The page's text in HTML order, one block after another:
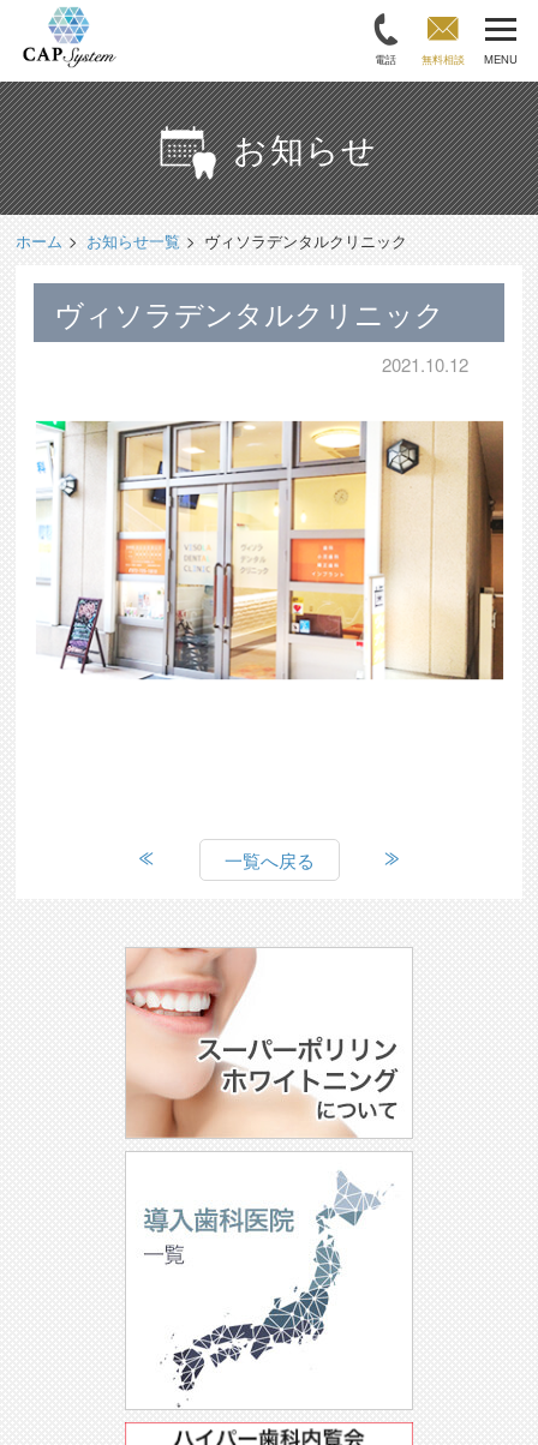
電話 無料相談 MENU
お知らせ
ホーム お知らせ一覧 ヴィソラデンタルクリニック
ヴィソラデンタルクリニック
2021.10.12
一覧へ戻る